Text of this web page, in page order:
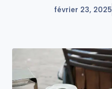
février 23, 2025